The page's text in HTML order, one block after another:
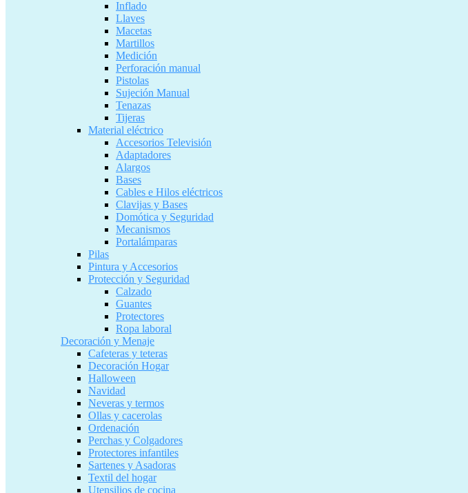
Inflado
Llaves
Macetas
Martillos
Medición
Perforación manual
Pistolas
Sujeción Manual
Tenazas
Tijeras
Material eléctrico
Accesorios Televisión
Adaptadores
Alargos
Bases
Cables e Hilos eléctricos
Clavijas y Bases
Domótica y Seguridad
Mecanismos
Portalámparas
Pilas
Pintura y Accesorios
Protección y Seguridad
Calzado
Guantes
Protectores
Ropa laboral
Decoración y Menaje
Cafeteras y teteras
Decoración Hogar
Halloween
Navidad
Neveras y termos
Ollas y cacerolas
Ordenación
Perchas y Colgadores
Protectores infantiles
Sartenes y Asadoras
Textil del hogar
Utensilios de cocina